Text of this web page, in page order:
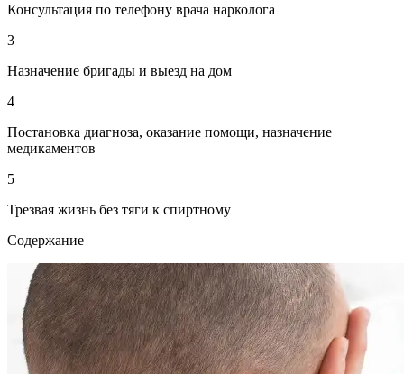
Консультация по телефону врача нарколога
3
Назначение бригады и выезд на дом
4
Постановка диагноза, оказание помощи, назначение
медикаментов
5
Трезвая жизнь без тяги к спиртному
Содержание